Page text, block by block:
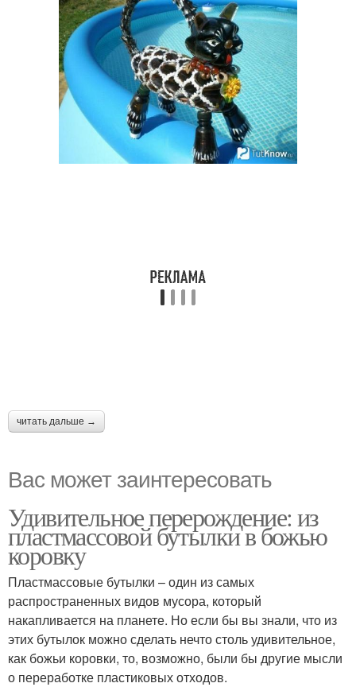
читать дальше →
Вас может заинтересовать
Удивительное перерождение: из
пластмассовой бутылки в божью
коровку
Пластмассовые бутылки – один из самых
распространенных видов мусора, который
накапливается на планете. Но если бы вы знали, что из
этих бутылок можно сделать нечто столь удивительное,
как божьи коровки, то, возможно, были бы другие мысли
о переработке пластиковых отходов.